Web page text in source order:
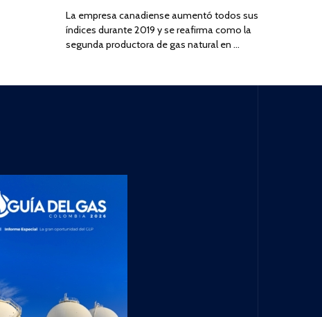
La empresa canadiense aumentó todos sus
índices durante 2019 y se reafirma como la
segunda productora de gas natural en …